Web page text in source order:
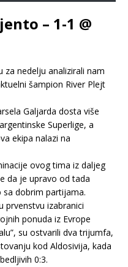
– 1-1 @
nedelju analizirali nam
šampion River Plejt
Galjarda dosta više
Superlige, a
ekipa nalazi na
ovog tima iz daljeg
da je upravo od tada
dobrim partijama.
prvenstvu izabranici
ponuda iz Evrope
su ostvarili dva trijumfa,
kod Aldosivija, kada
0:3.